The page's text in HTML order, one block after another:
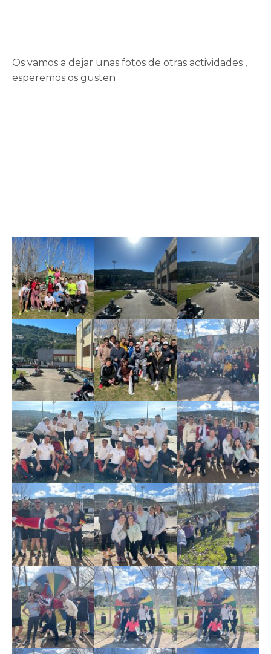
Os vamos a dejar unas fotos de otras actividades ,
esperemos os gusten